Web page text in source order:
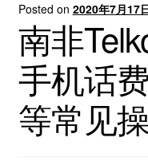
Posted on 2020年7月17
南非
手机话
等常见